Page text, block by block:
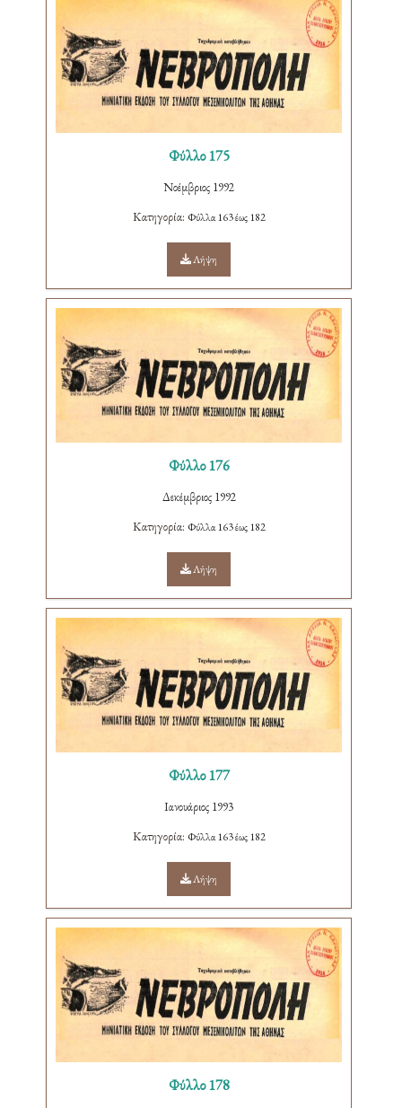
Φύλλο 175
Νοέμβριος 1992
Κατηγορία: Φύλλα 163 έως 182
Λήψη
Φύλλο 176
Δεκέμβριος 1992
Κατηγορία: Φύλλα 163 έως 182
Λήψη
Φύλλο 177
Ιανουάριος 1993
Κατηγορία: Φύλλα 163 έως 182
Λήψη
Φύλλο 178